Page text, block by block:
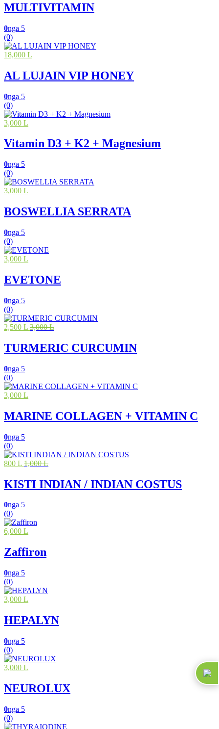
MULTIVITAMIN
0nga 5
(0)
18,000 L
AL LUJAIN VIP HONEY
0nga 5
(0)
3,000 L
Vitamin D3 + K2 + Magnesium
0nga 5
(0)
3,000 L
BOSWELLIA SERRATA
0nga 5
(0)
3,000 L
EVETONE
0nga 5
(0)
2,500 L 3,000 L
TURMERIC CURCUMIN
0nga 5
(0)
3,000 L
MARINE COLLAGEN + VITAMIN C
0nga 5
(0)
800 L 1,000 L
KISTI INDIAN / INDIAN COSTUS
0nga 5
(0)
6,000 L
Zaffiron
0nga 5
(0)
3,000 L
HEPALYN
0nga 5
(0)
3,000 L
NEUROLUX
0nga 5
(0)